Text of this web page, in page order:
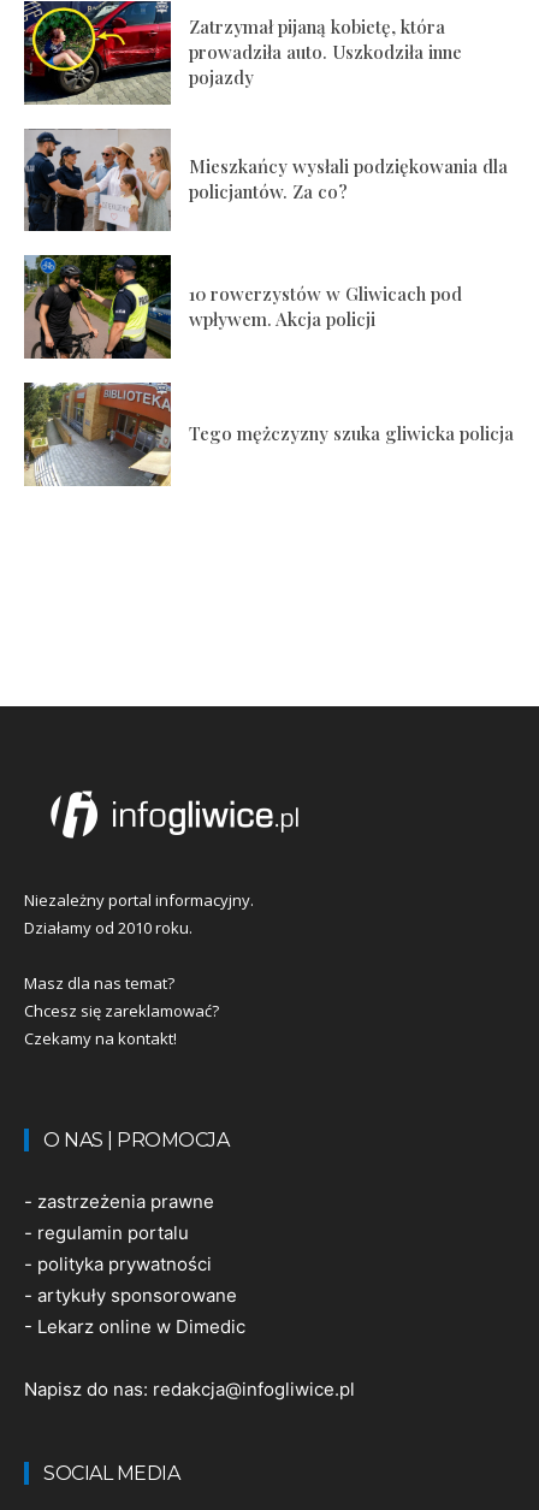
Zatrzymał pijaną kobietę, która
prowadziła auto. Uszkodziła inne
pojazdy
Mieszkańcy wysłali podziękowania dla
policjantów. Za co?
10 rowerzystów w Gliwicach pod
wpływem. Akcja policji
Tego mężczyzny szuka gliwicka policja
Niezależny portal informacyjny.
Działamy od 2010 roku.
Masz dla nas temat?
Chcesz się zareklamować?
Czekamy na kontakt!
O NAS | PROMOCJA
- zastrzeżenia prawne
- regulamin portalu
- polityka prywatności
- artykuły sponsorowane
- Lekarz online w Dimedic
Napisz do nas: redakcja@infogliwice.pl
SOCIAL MEDIA